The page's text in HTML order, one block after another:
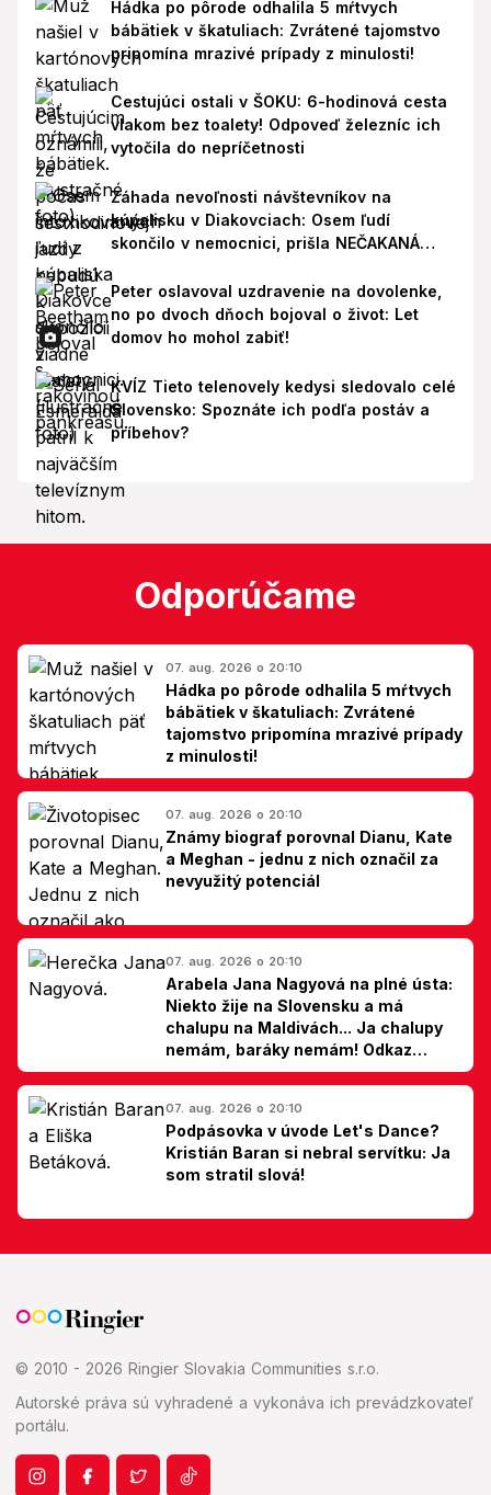
Hádka po pôrode odhalila 5 mŕtvych
bábätiek v škatuliach: Zvrátené tajomstvo
pripomína mrazivé prípady z minulosti!
Cestujúci ostali v ŠOKU: 6-hodinová cesta
vlakom bez toalety! Odpoveď železníc ich
vytočila do nepríčetnosti
Záhada nevoľnosti návštevníkov na
kúpalisku v Diakovciach: Osem ľudí
skončilo v nemocnici, prišla NEČAKANÁ
Peter oslavoval uzdravenie na dovolenke,
no po dvoch dňoch bojoval o život: Let
domov ho mohol zabiť!
KVÍZ Tieto telenovely kedysi sledovalo celé
Slovensko: Spoznáte ich podľa postáv a
príbehov?
Odporúčame
07. aug. 2026 o 20:10
Hádka po pôrode odhalila 5 mŕtvych
bábätiek v škatuliach: Zvrátené
tajomstvo pripomína mrazivé prípady
z minulosti!
07. aug. 2026 o 20:10
Známy biograf porovnal Dianu, Kate
a Meghan - jednu z nich označil za
nevyužitý potenciál
07. aug. 2026 o 20:10
Arabela Jana Nagyová na plné ústa:
Niekto žije na Slovensku a má
chalupu na Maldivách... Ja chalupy
nemám, baráky nemám! Odkaz
Slovákom
07. aug. 2026 o 20:10
Podpásovka v úvode Let's Dance?
Kristián Baran si nebral servítku: Ja
som stratil slová!
© 2010 - 2026 Ringier Slovakia Communities s.r.o.
Autorské práva sú vyhradené a vykonáva ich prevádzkovateľ
portálu.